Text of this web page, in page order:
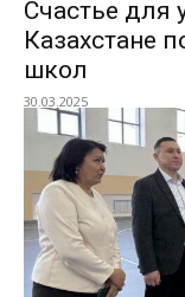
Счастье для
Казахстане
школ
30.03.2025